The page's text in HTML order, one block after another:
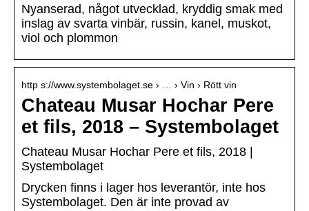
Nyanserad, något utvecklad, kryddig smak med
inslag av svarta vinbär, russin, kanel, muskot,
viol och plommon
http s://www.systembolaget.se › … › Vin › Rött vin
Chateau Musar Hochar Pere
et fils, 2018 – Systembolaget
Chateau Musar Hochar Pere et fils, 2018 |
Systembolaget
Drycken finns i lager hos leverantör, inte hos
Systembolaget. Den är inte provad av